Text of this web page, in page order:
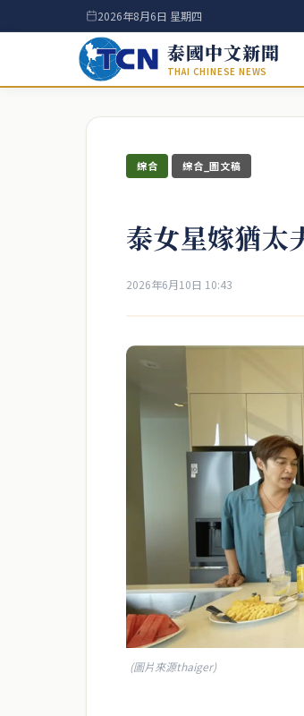
2026年8月6日 星期四
泰國中文新聞
THAI CHINESE NEWS
綜合 綜合_圖文稿
泰女星嫁猶太
2026年6月10日 10:43
(圖片來源thaiger)